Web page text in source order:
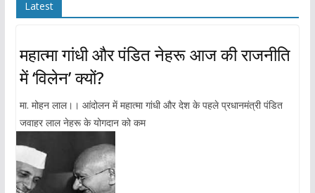
Latest
महात्मा गांधी और पंडित नेहरू आज की राजनीति
में ‘विलेन’ क्यों?
मा. मोहन लाल।। आंदोलन में महात्मा गांधी और देश के पहले प्रधानमंत्री पंडित
जवाहर लाल नेहरू के योगदान को कम